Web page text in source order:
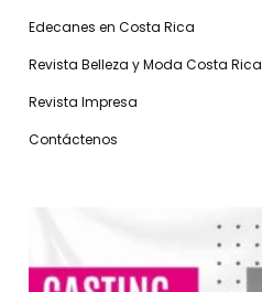
Edecanes en Costa Rica
Revista Belleza y Moda Costa Rica
Revista Impresa
Contáctenos